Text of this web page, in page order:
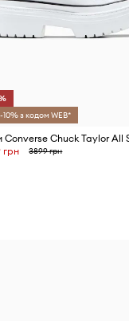
з кодом WEB*
грн 3899 грн